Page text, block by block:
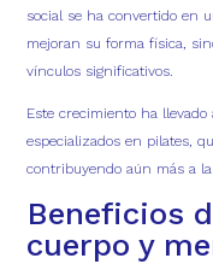
social se ha convertido en
mejoran su forma física,
vínculos significativos.
Este crecimiento ha
especializados en pilates,
contribuyendo aún más a
Beneficios
cuerpo y